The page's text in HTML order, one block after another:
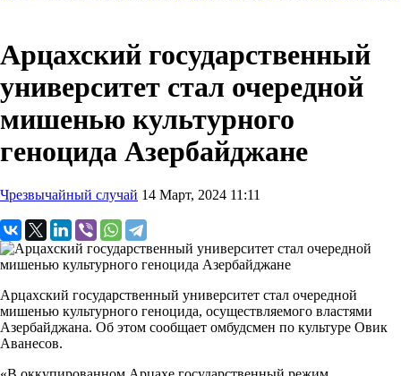
Арцахский государственный
университет стал очередной
мишенью культурного
геноцида Азербайджане
Чрезвычайный случай 14 Март, 2024 11:11
Арцахский государственный университет стал очередной
мишенью культурного геноцида, осуществляемого властями
Азербайджана. Об этом сообщает омбудсмен по культуре Овик
Аванесов.